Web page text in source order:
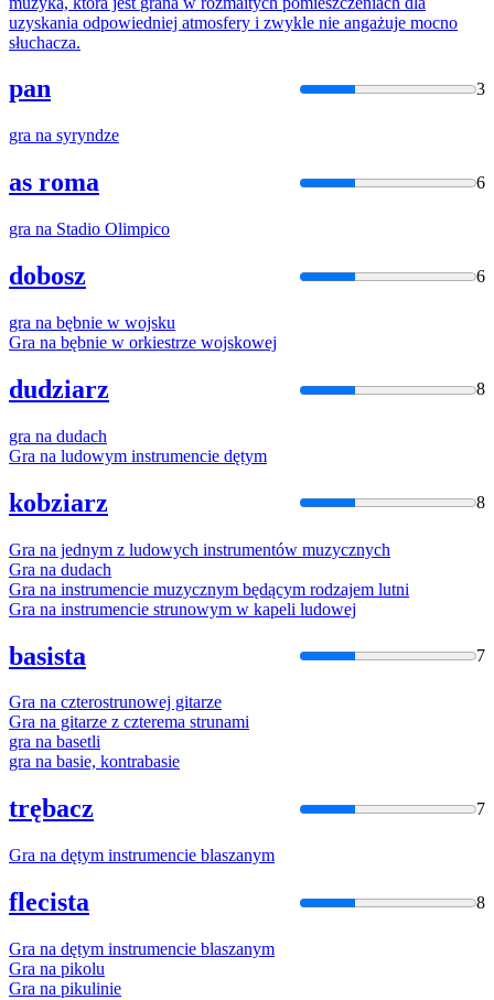
uzyskania odpowiedniej atmosfery i zwykle nie angażuje mocno
słuchacza.
pan 3
gra na syryndze
as roma 6
gra na Stadio Olimpico
dobosz 6
gra na bębnie w wojsku
Gra na bębnie w orkiestrze wojskowej
dudziarz 8
gra na dudach
Gra na ludowym instrumencie dętym
kobziarz 8
Gra na jednym z ludowych instrumentów muzycznych
Gra na dudach
Gra na instrumencie muzycznym będącym rodzajem lutni
Gra na instrumencie strunowym w kapeli ludowej
basista 7
Gra na czterostrunowej gitarze
Gra na gitarze z czterema strunami
gra na basetli
gra na basie, kontrabasie
trębacz 7
Gra na dętym instrumencie blaszanym
flecista 8
Gra na dętym instrumencie blaszanym
Gra na pikolu
Gra na pikulinie